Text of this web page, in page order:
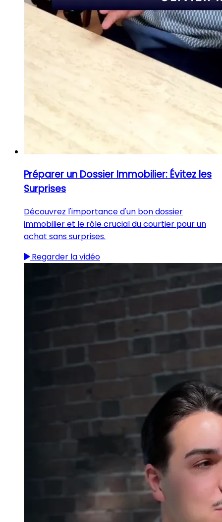
Préparer un Dossier Immobilier: Évitez les
Surprises
Découvrez l'importance d'un bon dossier
immobilier et le rôle crucial du courtier pour un
achat sans surprises.
Regarder la vidéo